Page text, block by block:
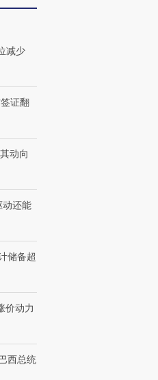
减少
证翻
动向
动还能
储备超
价动力
西总统